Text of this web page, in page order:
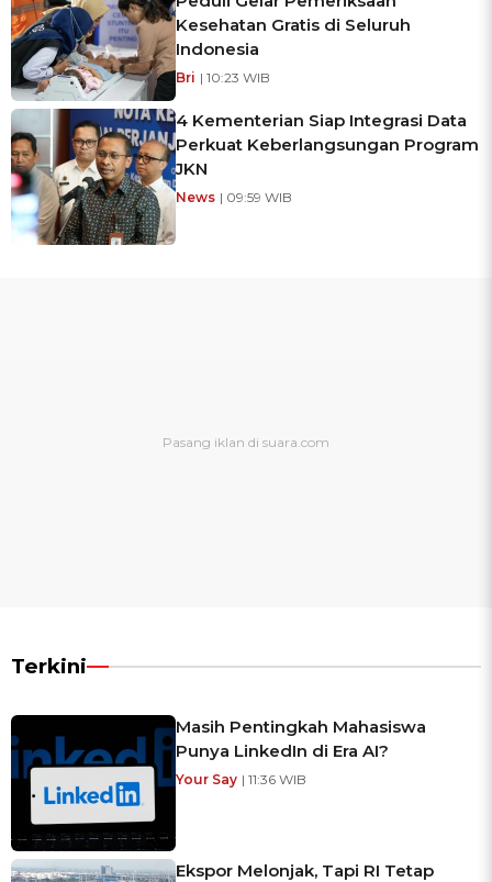
Kesehatan Gratis di Seluruh
Indonesia
Bri | 10:23 WIB
4 Kementerian Siap Integrasi Data
Perkuat Keberlangsungan Program
JKN
News | 09:59 WIB
Terkini
Masih Pentingkah Mahasiswa
Punya LinkedIn di Era AI?
Your Say | 11:36 WIB
Ekspor Melonjak, Tapi RI Tetap